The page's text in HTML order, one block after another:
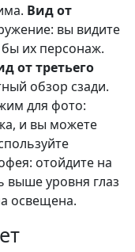
Вид от
вы видите
бы их персонаж.
от третьего
обзор сзади.
для фото:
и вы можете
отойдите на
выше уровня глаз
освещена.